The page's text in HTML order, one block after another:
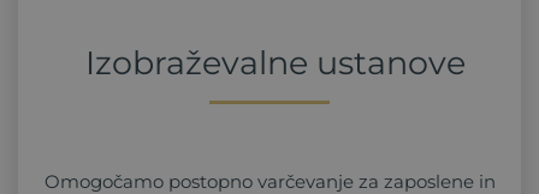
Izobraževalne ustanove
Omogočamo postopno varčevanje za zaposlene in